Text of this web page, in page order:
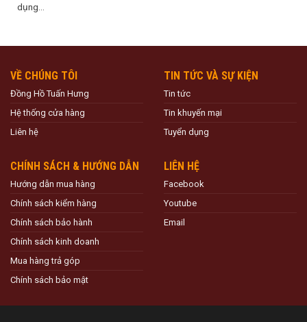
dụng...
VỀ CHÚNG TÔI
Đồng Hồ Tuấn Hưng
Hệ thống cửa hàng
Liên hệ
TIN TỨC VÀ SỰ KIỆN
Tin tức
Tin khuyến mại
Tuyển dụng
CHÍNH SÁCH & HƯỚNG DẪN
Hướng dẫn mua hàng
Chính sách kiểm hàng
Chính sách bảo hành
Chính sách kinh doanh
Mua hàng trả góp
Chính sách bảo mật
LIÊN HỆ
Facebook
Youtube
Email